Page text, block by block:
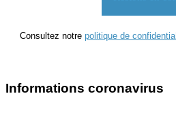
Consultez notre politique de
Informations coronavirus